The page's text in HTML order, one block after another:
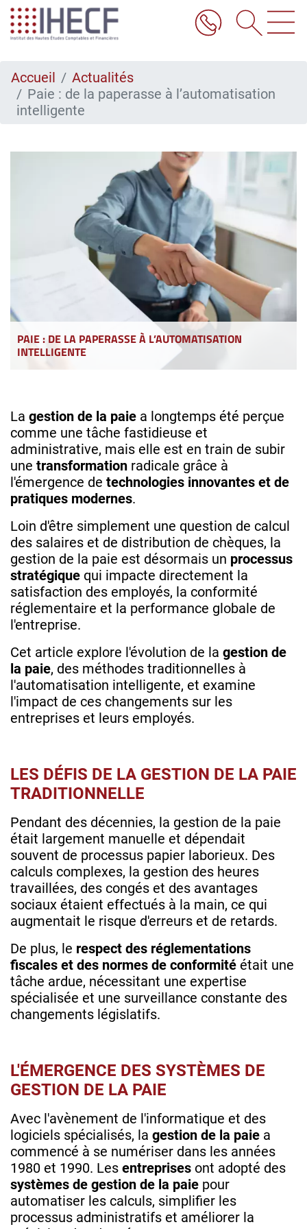
Aller
au
contenu
Accueil
Actualités
Paie : de la paperasse à l’automatisation
intelligente
PAIE : DE LA PAPERASSE À L’AUTOMATISATION
INTELLIGENTE
La gestion de la paie a longtemps été perçue
comme une tâche fastidieuse et
administrative, mais elle est en train de subir
une transformation radicale grâce à
l'émergence de technologies innovantes et de
pratiques modernes.
Loin d'être simplement une question de calcul
des salaires et de distribution de chèques, la
gestion de la paie est désormais un processus
stratégique qui impacte directement la
satisfaction des employés, la conformité
réglementaire et la performance globale de
l'entreprise.
Cet article explore l'évolution de la gestion de
la paie, des méthodes traditionnelles à
l'automatisation intelligente, et examine
l'impact de ces changements sur les
entreprises et leurs employés.
LES DÉFIS DE LA GESTION DE LA PAIE
TRADITIONNELLE
Pendant des décennies, la gestion de la paie
était largement manuelle et dépendait
souvent de processus papier laborieux. Des
calculs complexes, la gestion des heures
travaillées, des congés et des avantages
sociaux étaient effectués à la main, ce qui
augmentait le risque d'erreurs et de retards.
De plus, le respect des réglementations
fiscales et des normes de conformité était une
tâche ardue, nécessitant une expertise
spécialisée et une surveillance constante des
changements législatifs.
L'ÉMERGENCE DES SYSTÈMES DE
GESTION DE LA PAIE
Avec l'avènement de l'informatique et des
logiciels spécialisés, la gestion de la paie a
commencé à se numériser dans les années
1980 et 1990. Les entreprises ont adopté des
systèmes de gestion de la paie pour
automatiser les calculs, simplifier les
processus administratifs et améliorer la